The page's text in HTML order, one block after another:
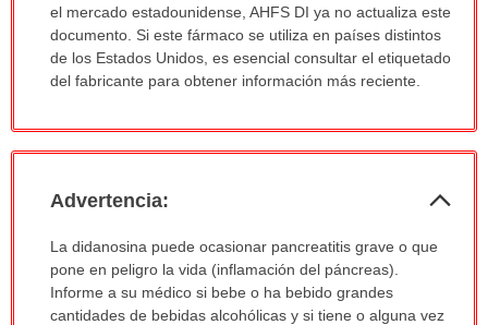
el mercado estadounidense, AHFS DI ya no actualiza este
documento. Si este fármaco se utiliza en países distintos
de los Estados Unidos, es esencial consultar el etiquetado
del fabricante para obtener información más reciente.
Advertencia:
Advertencia:
sido
extendido.
La didanosina puede ocasionar pancreatitis grave o que
pone en peligro la vida (inflamación del páncreas).
Informe a su médico si bebe o ha bebido grandes
cantidades de bebidas alcohólicas y si tiene o alguna vez